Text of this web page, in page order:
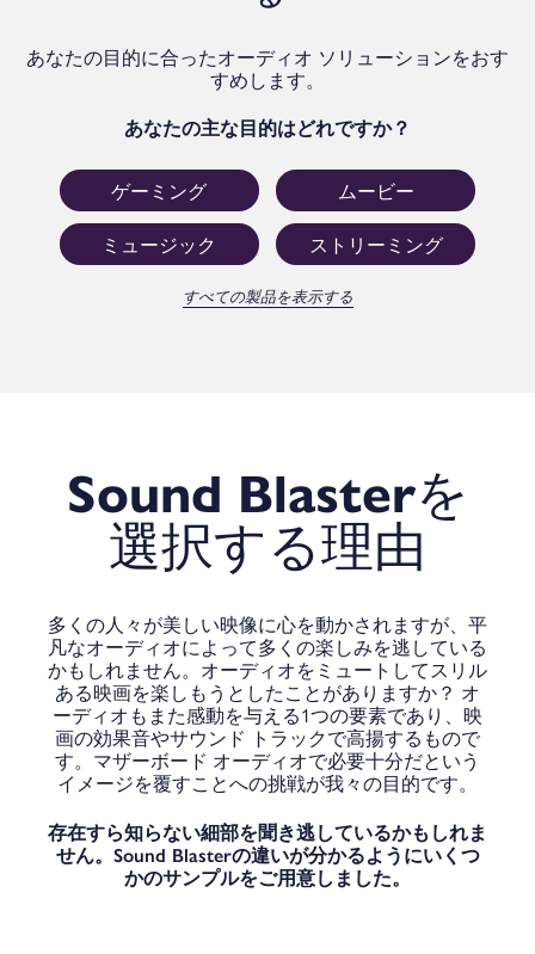
あなたの目的に合ったオーディオ ソリューションをおす
すめします。
あなたの主な目的はどれですか？
ゲーミング
ムービー
ミュージック
ストリーミング
すべての製品を表示する
Sound Blasterを
選択する理由
多くの人々が美しい映像に心を動かされますが、平
凡なオーディオによって多くの楽しみを逃している
かもしれません。オーディオをミュートしてスリル
ある映画を楽しもうとしたことがありますか？ オ
ーディオもまた感動を与える1つの要素であり、映
画の効果音やサウンド トラックで高揚するもので
す。マザーボード オーディオで必要十分だという
イメージを覆すことへの挑戦が我々の目的です。
存在すら知らない細部を聞き逃しているかもしれま
せん。Sound Blasterの違いが分かるようにいくつ
かのサンプルをご用意しました。